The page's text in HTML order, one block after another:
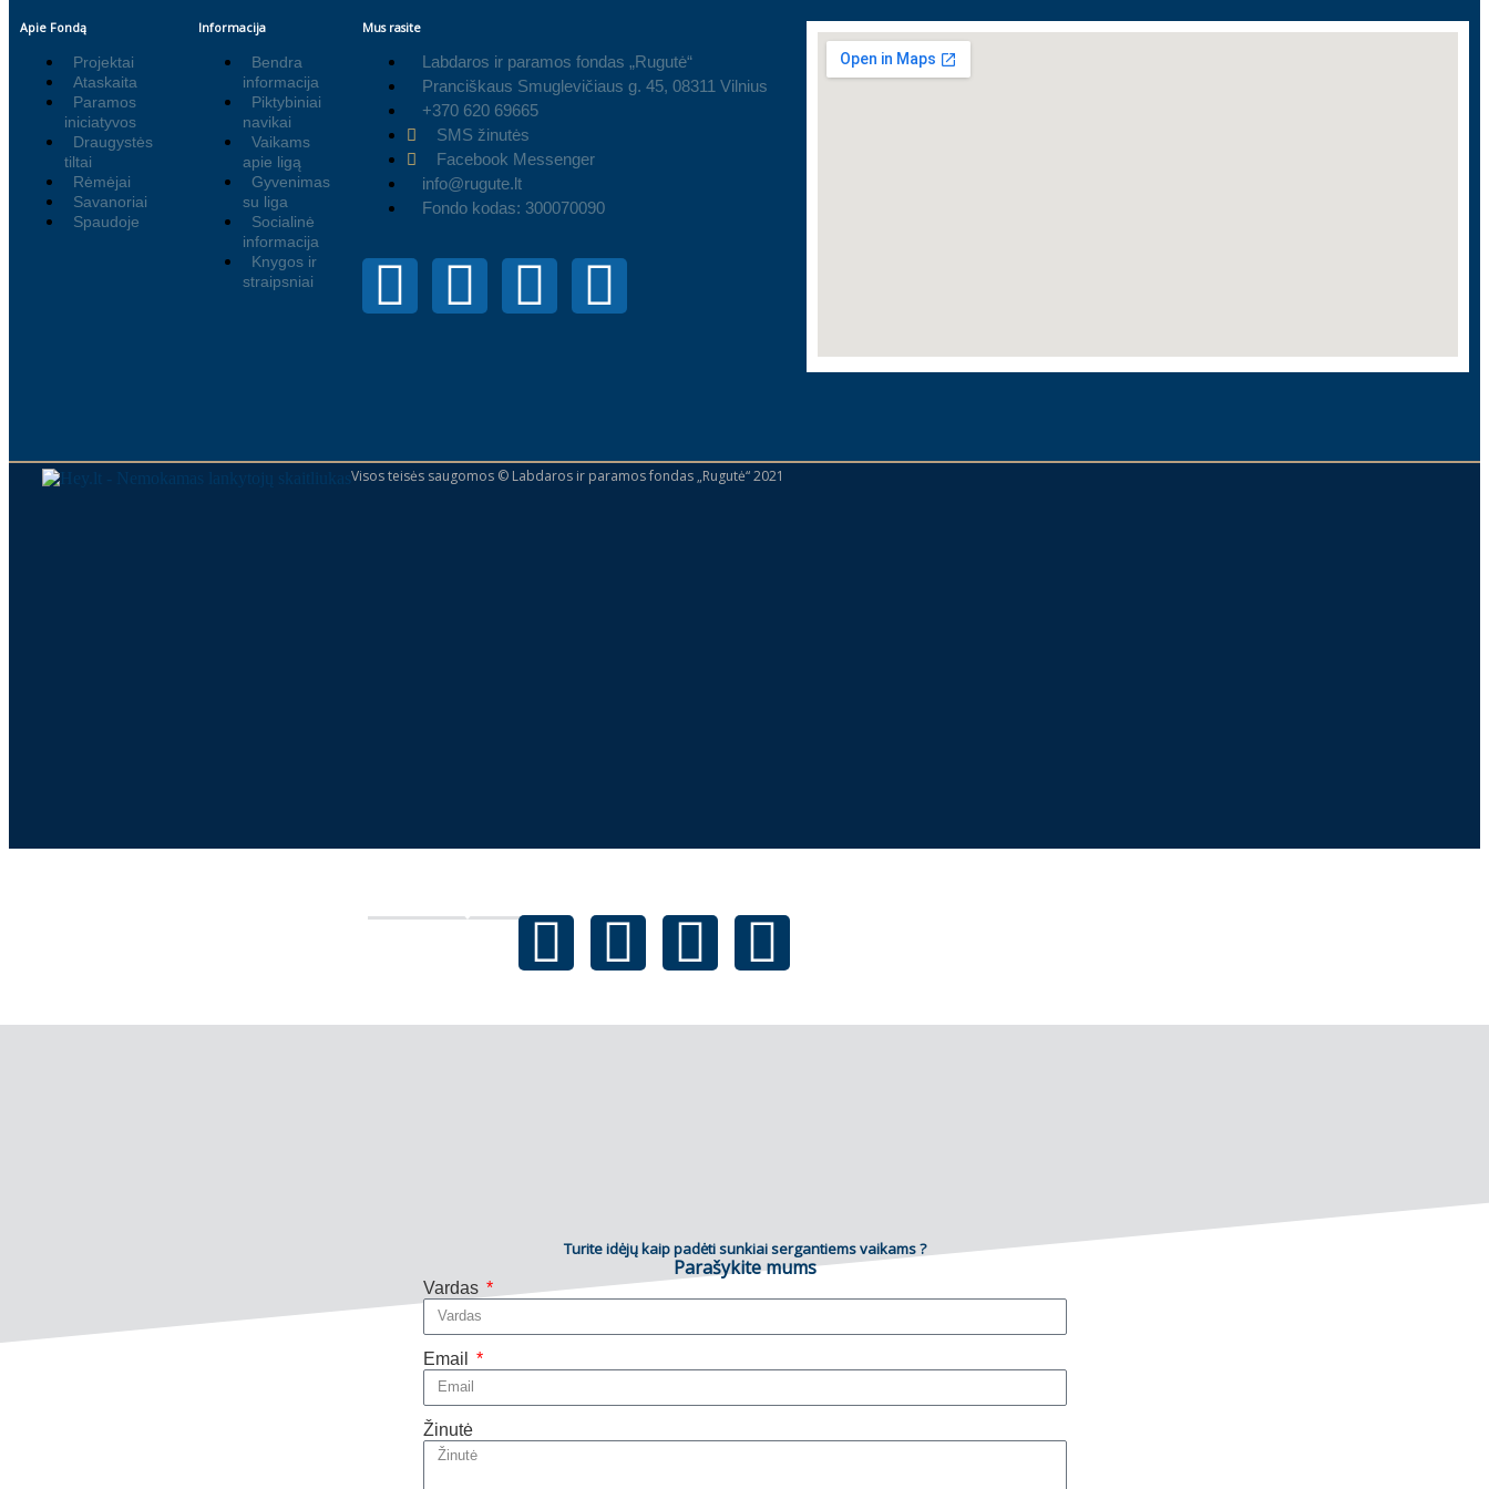
Apie Fondą
Projektai
Ataskaita
Paramos
iniciatyvos
Draugystės
tiltai
Rėmėjai
Savanoriai
Spaudoje
Informacija
Bendra
informacija
Piktybiniai
navikai
Vaikams
apie ligą
Gyvenimas
su liga
Socialinė
informacija
Knygos ir
straipsniai
Mus rasite
Labdaros ir paramos fondas „Rugutė“
Pranciškaus Smuglevičiaus g. 45, 08311 Vilnius
+370 620 69665
SMS žinutės
Facebook Messenger
info@rugute.lt
Fondo kodas: 300070090
Visos teisės saugomos © Labdaros ir paramos fondas „Rugutė“ 2021
Turite idėjų kaip padėti sunkiai sergantiems vaikams ?
Parašykite mums
Vardas
Email
Žinutė